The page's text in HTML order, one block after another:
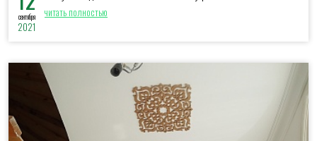
сентября
2021
читать полностью